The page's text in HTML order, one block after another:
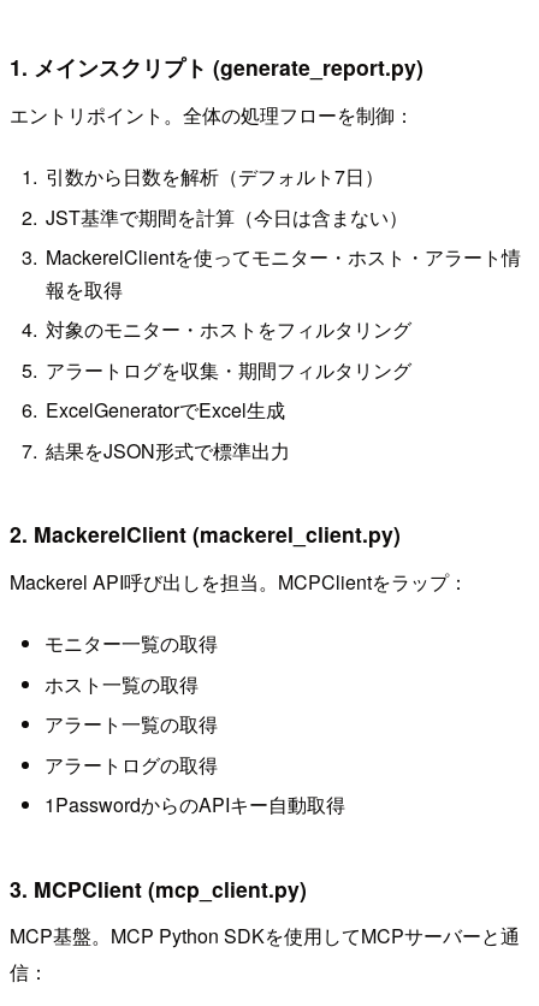
1. メインスクリプト (generate_report.py)
エントリポイント。全体の処理フローを制御：
引数から日数を解析（デフォルト7日）
JST基準で期間を計算（今日は含まない）
MackerelClientを使ってモニター・ホスト・アラート情
報を取得
対象のモニター・ホストをフィルタリング
アラートログを収集・期間フィルタリング
ExcelGeneratorでExcel生成
結果をJSON形式で標準出力
2. MackerelClient (mackerel_client.py)
Mackerel API呼び出しを担当。MCPClientをラップ：
モニター一覧の取得
ホスト一覧の取得
アラート一覧の取得
アラートログの取得
1PasswordからのAPIキー自動取得
3. MCPClient (mcp_client.py)
MCP基盤。MCP Python SDKを使用してMCPサーバーと通
信：